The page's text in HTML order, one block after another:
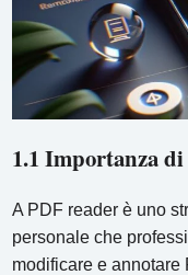
1.1 Importanza
A PDF reader è uno
personale che
modificare e annotare